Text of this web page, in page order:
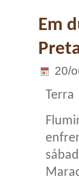
Em
20/
Terra